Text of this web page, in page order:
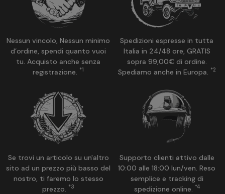
Nessun vincolo, Nessun minimo
d’ordine, spendi quanto vuoi
tu. Acquisto anche senza
registrazione. *1
Spedizioni espresse in tutta
Italia in 24/48 ore, GRATIS
sopra 99,00€ di ordine.
Spediamo anche in Europa. *2
Se trovi un articolo su un'altro
sito ad un prezzo più basso del
nostro, ti faremo lo stesso
prezzo. *3
Supporto clienti attivo dalle
10:00 alle 18:00 lun/ven. Reso
semplice e tracking di
spedizione online. *4